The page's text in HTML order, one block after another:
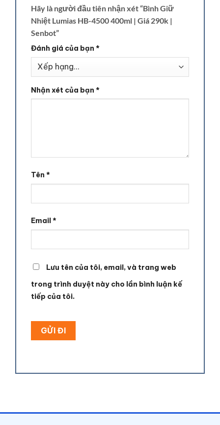
Hãy là người đầu tiên nhận xét “Bình Giữ
Nhiệt Lumias HB-4500 400ml | Giá 290k |
Senbot”
Đánh giá của bạn *
Nhận xét của bạn *
Tên *
Email *
Lưu tên của tôi, email, và trang web
trong trình duyệt này cho lần bình luận kế
tiếp của tôi.